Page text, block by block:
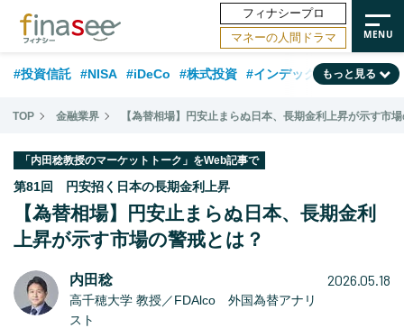
フィナシープロ
マネーの人間ドラマ
#投資信託 #NISA #iDeCo #株式投資 #インデックスファンド
#相談事例 #相続・贈与 #FP #新NISA #ランキング #日本株
#フィナンシャル・ウェルビーイング
#データ・調査 #資産運用業界 #海外事情 #国内株式型 #60代
もっと見る
TOP 金融業界 【為替相場】円安止まらぬ日本、長期金利上昇が示す市
「内田稔教授のマーケットトーク」をWeb記事で
第81回 円安招く日本の長期金利上昇
【為替相場】円安止まらぬ日本、長期金利
上昇が示す市場の警戒とは？
内田稔
高千穂大学 教授／FDAlco 外国為替アナリ
スト
2026.05.18